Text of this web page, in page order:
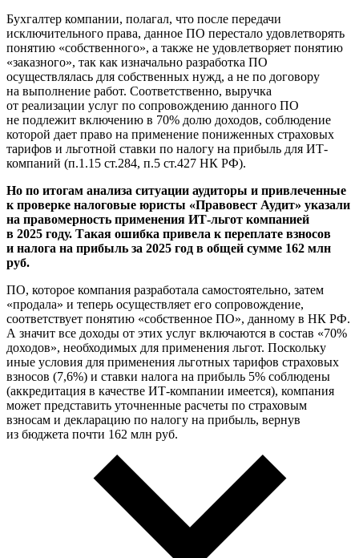
Бухгалтер компании, полагал, что после передачи
исключительного права, данное ПО перестало удовлетворять
понятию «собственного», а также не удовлетворяет понятию
«заказного», так как изначально разработка ПО
осуществлялась для собственных нужд, а не по договору
на выполнение работ. Соответственно, выручка
от реализации услуг по сопровождению данного ПО
не подлежит включению в 70% долю доходов, соблюдение
которой дает право на применение пониженных страховых
тарифов и льготной ставки по налогу на прибыль для ИТ-
компаний (п.1.15 ст.284, п.5 ст.427 НК РФ).
Но по итогам анализа ситуации аудиторы и привлеченные
к проверке налоговые юристы «Правовест Аудит» указали
на правомерность применения ИТ-льгот компанией
в 2025 году. Такая ошибка привела к переплате взносов
и налога на прибыль за 2025 год в общей сумме 162 млн
руб.
ПО, которое компания разработала самостоятельно, затем
«продала» и теперь осуществляет его сопровождение,
соответствует понятию «собственное ПО», данному в НК РФ.
А значит все доходы от этих услуг включаются в состав «70%
доходов», необходимых для применения льгот. Поскольку
иные условия для применения льготных тарифов страховых
взносов (7,6%) и ставки налога на прибыль 5% соблюдены
(аккредитация в качестве ИТ-компании имеется), компания
может представить уточненные расчеты по страховым
взносам и декларацию по налогу на прибыль, вернув
из бюджета почти 162 млн руб.